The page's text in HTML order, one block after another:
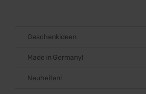
Geschenkideen
Made in Germany!
Neuheiten!